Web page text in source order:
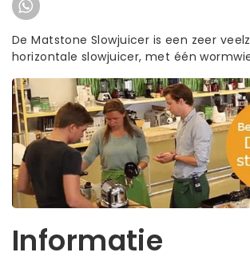
De Matstone Slowjuicer is een zeer
horizontale slowjuicer, met één
Informatie